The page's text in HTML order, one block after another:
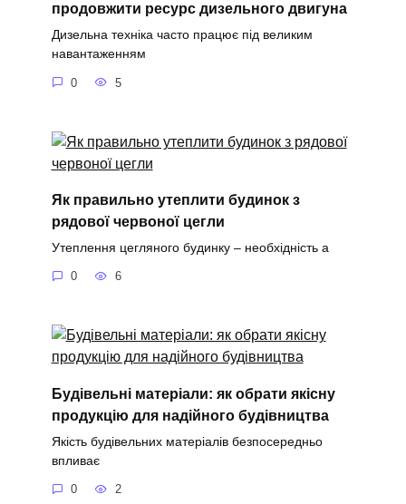
продовжити ресурс дизельного двигуна
Дизельна техніка часто працює під великим
навантаженням
0 5
Як правильно утеплити будинок з
рядової червоної цегли
Утеплення цегляного будинку – необхідність а
0 6
Будівельні матеріали: як обрати якісну
продукцію для надійного будівництва
Якість будівельних матеріалів безпосередньо
впливає
0 2